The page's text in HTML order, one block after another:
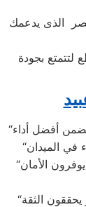
الذى يدعمك
بجودة
“جودة في كل تفاصيل الصيانة: مهندسو هاير يوفرون الأمان
“الاعتماد على الاحترافية: مهندسو صيانة هاير يحققون الثقة